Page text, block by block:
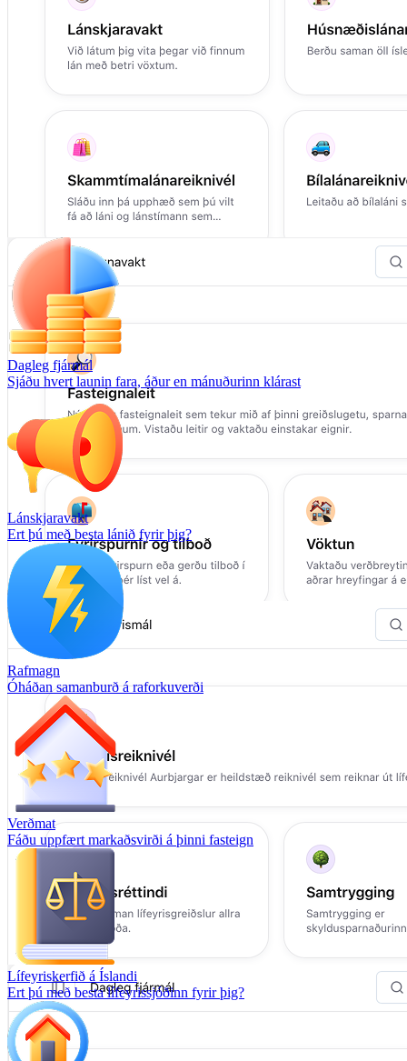
Dagleg fjármál
Sjáðu hvert launin fara, áður en mánuðurinn klárast
Lánskjaravakt
Ert þú með besta lánið fyrir þig?
Rafmagn
Óháðan samanburð á raforkuverði
Verðmat
Fáðu uppfært markaðsvirði á þinni fasteign
Lífeyriskerfið á Íslandi
Ert þú með besta lífeyrissjóðinn fyrir þig?